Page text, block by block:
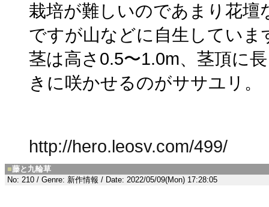
栽培が難しいのであまり花
ですが山などに自生していま
茎は高さ0.5〜1.0m、茎頂に
きに咲かせるのがササユリ。
http://hero.leosv.com/499/
■藤と九輪草
No: 210 / Genre: 新作情報 / Date: 2022/05/09(Mon) 17:28:05